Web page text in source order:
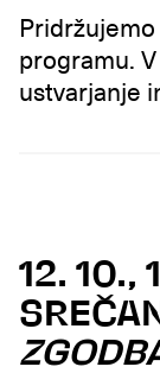
programu.
ustvarjanje
12. 10.,